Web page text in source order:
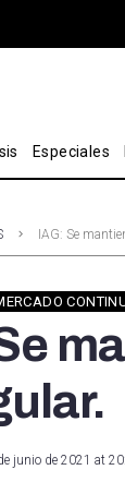
Especiales
IAG: Se
junio de 2021 at